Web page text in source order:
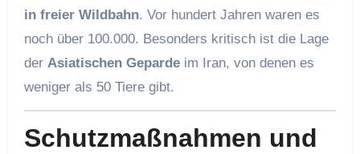
in freier Wildbahn. Vor hundert Jahren waren es
noch über 100.000. Besonders kritisch ist die Lage
der Asiatischen Gepardeim Iran, von denen es
weniger als 50 Tiere gibt.
Schutzmaßnahmen und